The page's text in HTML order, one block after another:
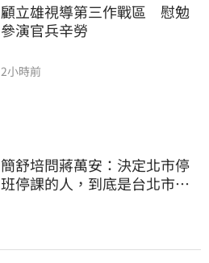
顧立雄視導第三作戰區　慰勉
參演官兵辛勞
2小時前
簡舒培問蔣萬安：決定北市停
班停課的人，到底是台北市